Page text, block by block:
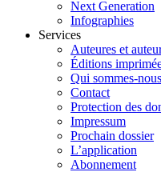
Next Generation
Infographies
Services
Auteures et
Éditions
Qui sommes-
Contact
Protection des
Impressum
Prochain dossier
L’application
Abonnement